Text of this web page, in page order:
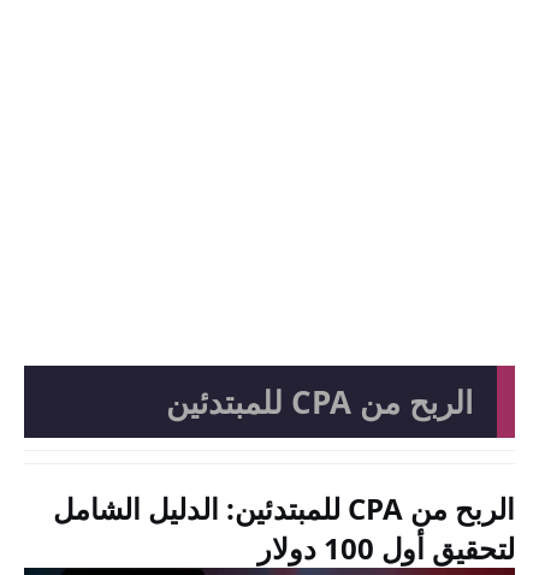
الربح من CPA للمبتدئين
الربح من CPA للمبتدئين: الدليل الشامل
لتحقيق أول 100 دولار